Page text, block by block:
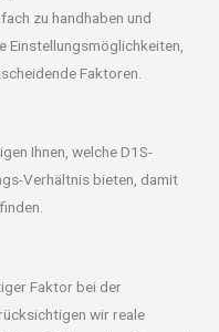
zu handhaben und
Einstellungsmöglichkeiten,
Faktoren.
Ihnen, welche D1S-
Verhältnis bieten, damit
Faktor bei der
wir reale